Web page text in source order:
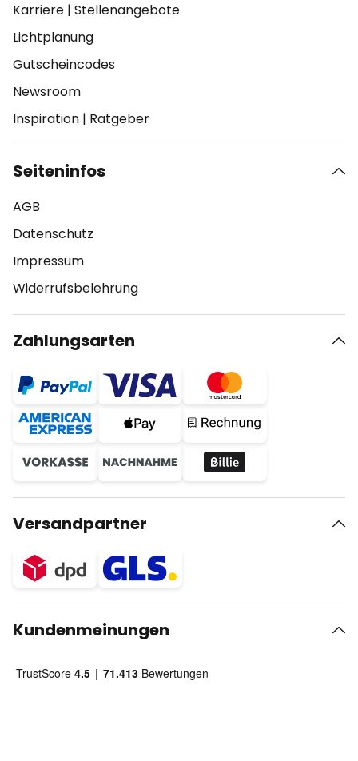
Karriere | Stellenangebote
Lichtplanung
Gutscheincodes
Newsroom
Inspiration | Ratgeber
Seiteninfos
AGB
Datenschutz
Impressum
Widerrufsbelehrung
Zahlungsarten
Versandpartner
Kundenmeinungen